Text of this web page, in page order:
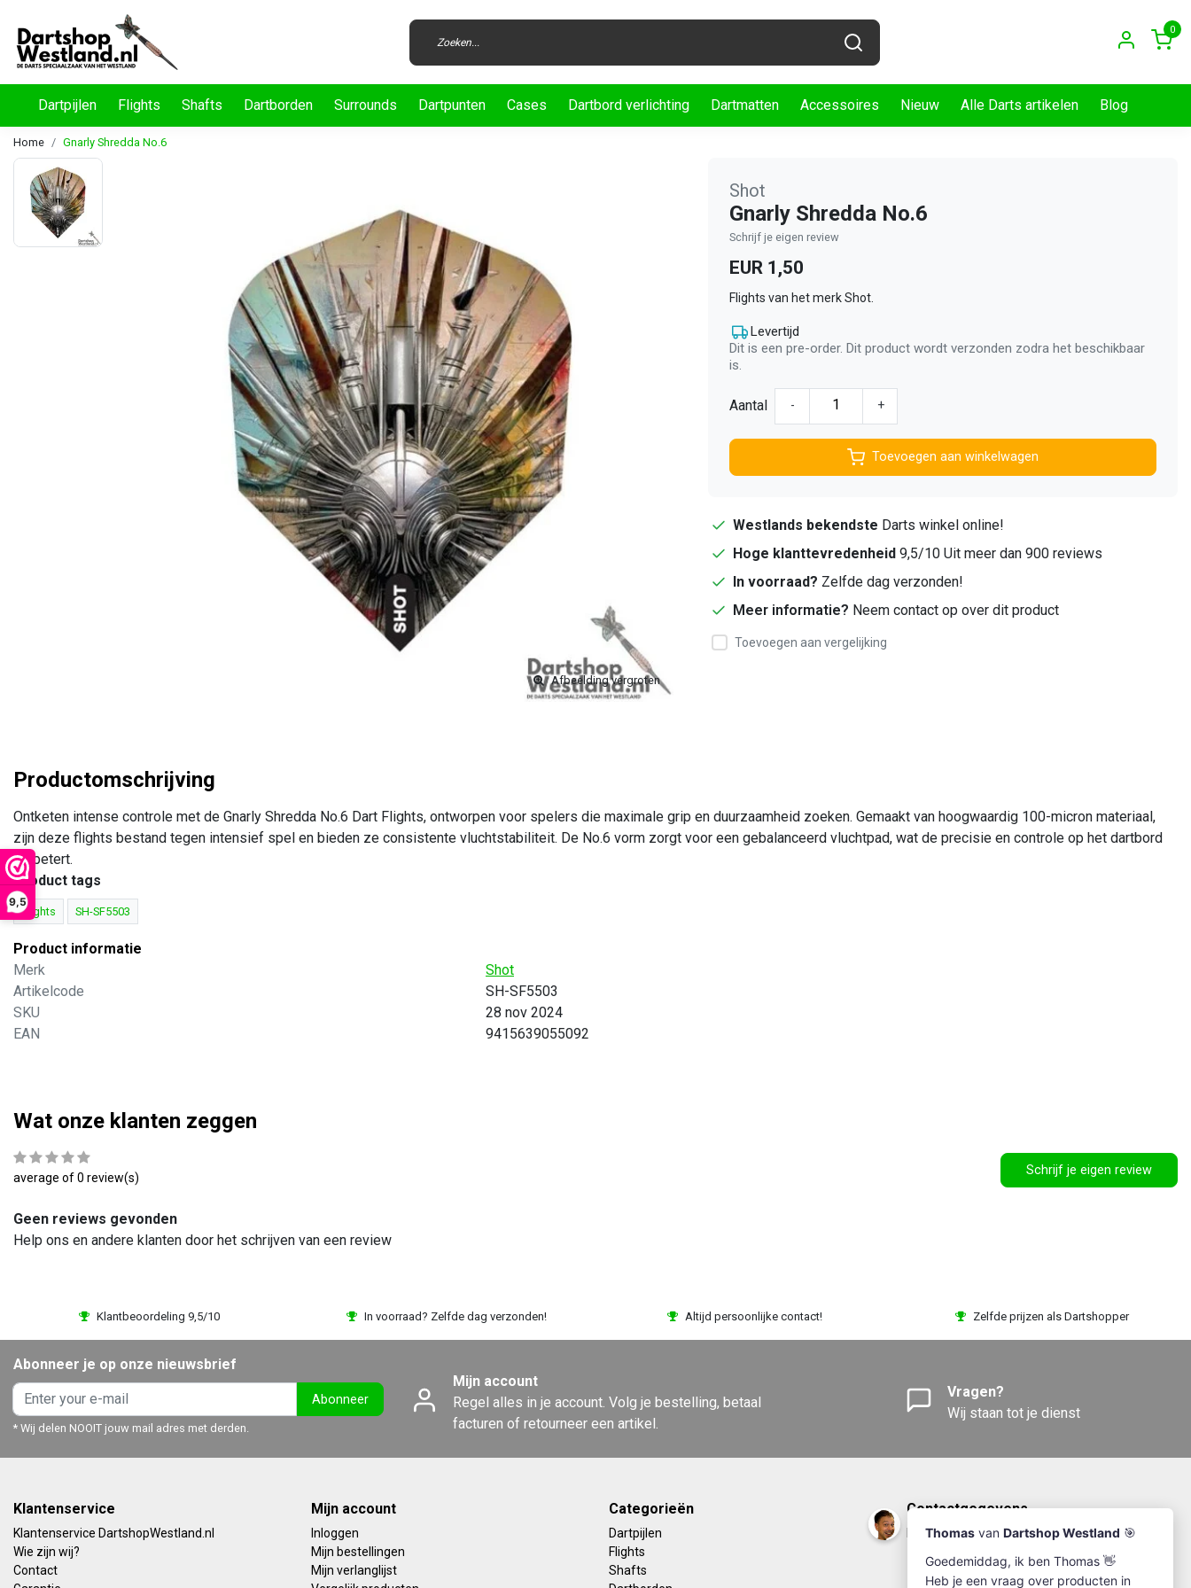
9,5
0
Dartpijlen Flights Shafts Dartborden Surrounds Dartpunten Cases Dartbord verlichting Dartmatten Accessoires Nieuw Alle Darts artikelen Blog
Home Gnarly Shredda No.6
Afbeelding vergroten
Shot
Gnarly Shredda No.6
Schrijf je eigen review
EUR 1,50
Flights van het merk Shot.
Levertijd
Dit is een pre-order. Dit product wordt verzonden zodra het beschikbaar
is.
Aantal - +
Toevoegen aan winkelwagen
Westlands bekendste Darts winkel online!
Hoge klanttevredenheid 9,5/10 Uit meer dan 900 reviews
In voorraad? Zelfde dag verzonden!
Meer informatie? Neem contact op over dit product
Toevoegen aan vergelijking
Productomschrijving
Ontketen intense controle met de Gnarly Shredda No.6 Dart Flights, ontworpen voor spelers die maximale grip en duurzaamheid zoeken. Gemaakt van hoogwaardig 100-micron materiaal,
zijn deze flights bestand tegen intensief spel en bieden ze consistente vluchtstabiliteit. De No.6 vorm zorgt voor een gebalanceerd vluchtpad, wat de precisie en controle op het dartbord
verbetert.
Product tags
Flights SH-SF5503
Product informatie
Merk
Shot
Artikelcode
SH-SF5503
SKU
28 nov 2024
EAN
9415639055092
Wat onze klanten zeggen
average of 0 review(s) Schrijf je eigen review
Geen reviews gevonden
Help ons en andere klanten door het schrijven van een review
Klantbeoordeling 9,5/10 In voorraad? Zelfde dag verzonden! Altijd persoonlijke contact! Zelfde prijzen als Dartshopper
Abonneer je op onze nieuwsbrief
Abonneer
* Wij delen NOOIT jouw mail adres met derden.
Mijn account
Regel alles in je account. Volg je bestelling, betaal
facturen of retourneer een artikel.
Vragen?
Wij staan tot je dienst
Klantenservice
Klantenservice DartshopWestland.nl
Wie zijn wij?
Contact
Mijn account
Inloggen
Mijn bestellingen
Mijn verlanglijst
Categorieën
Dartpijlen
Flights
Shafts
Contactgegevens
DartshopWestland.nl
info@dartshopwestland.nl